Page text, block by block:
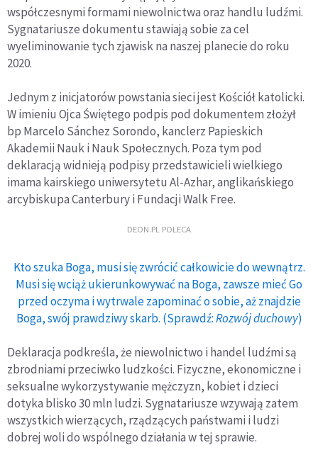
współczesnymi formami niewolnictwa oraz handlu ludźmi.
Sygnatariusze dokumentu stawiają sobie za cel
wyeliminowanie tych zjawisk na naszej planecie do roku
2020.
Jednym z inicjatorów powstania sieci jest Kościół katolicki.
W imieniu Ojca Świętego podpis pod dokumentem złożył
bp Marcelo Sánchez Sorondo, kanclerz Papieskich
Akademii Nauk i Nauk Społecznych. Poza tym pod
deklaracją widnieją podpisy przedstawicieli wielkiego
imama kairskiego uniwersytetu Al-Azhar, anglikańskiego
arcybiskupa Canterbury i Fundacji Walk Free.
DEON.PL POLECA
Kto szuka Boga, musi się zwrócić całkowicie do wewnątrz.
Musi się wciąż ukierunkowywać na Boga, zawsze mieć Go
przed oczyma i wytrwale zapominać o sobie, aż znajdzie
Boga, swój prawdziwy skarb. (Sprawdź:Rozwój duchowy)
Deklaracja podkreśla, że niewolnictwo i handel ludźmi są
zbrodniami przeciwko ludzkości. Fizyczne, ekonomiczne i
seksualne wykorzystywanie mężczyzn, kobiet i dzieci
dotyka blisko 30 mln ludzi. Sygnatariusze wzywają zatem
wszystkich wierzących, rządzących państwami i ludzi
dobrej woli do wspólnego działania w tej sprawie.